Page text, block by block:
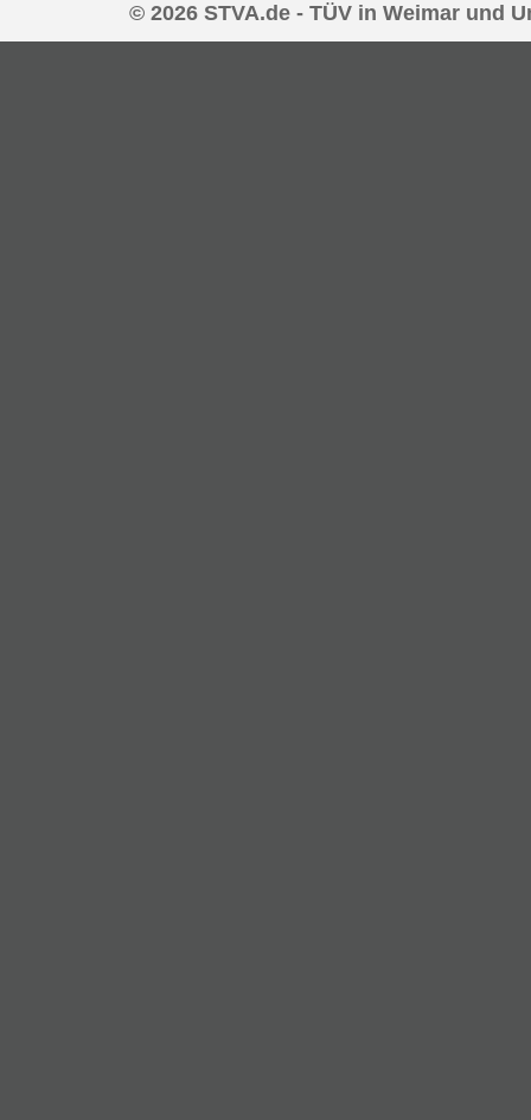
© 2026 STVA.de - TÜV in Weimar und